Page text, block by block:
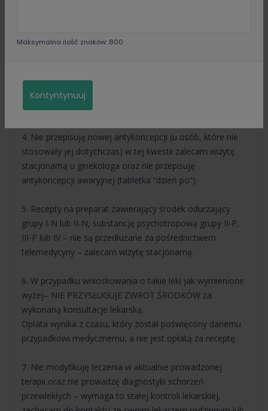
opioidowych leków przeciwbólowych (np. Skudexa,
leków nasennych (np. Nasen i ich pochodnych)
3. Nie wystawiam recept na medyczną marihuanę.
4. Nie przepisuję nowej antykoncepcji (u osób, które nie
stosowały jej dotychczas) w tej kwestii zalecam wizytę
stacjonarną u ginekologa oraz nie przepisuję
antykoncepcji awaryjnej (tabletka “dzień po”)
5. Recepty na preparat zawierający środek odurzający
grupy I-N lub II-N, substancję psychotropową grupy II-P,
III-P lub IV – nie są przedłużane za pośrednictwem
telemedycyny – zalecam wizytę stacjonarną.
6. W przypadku wnioskowania o takie leki jak wymienione
wyżej– NIE PRZYSŁUGUJE ZWROT ŚRODKÓW za
wykonaną konsultacje lekarską.
Opłata wynika z czasu, który został poświęcony danemu
przypadkowi medycznemu, a nie jest opłatą za receptę.
7. Nie modyfikuję leczenia w aktualnie prowadzonej
terapii oraz nie prowadzę diagnostyki schorzeń
przewlekłych – wymaga to stałej kontroli lekarskiej,
Maksymalna ilość znaków: 800
Kontyntynuuj